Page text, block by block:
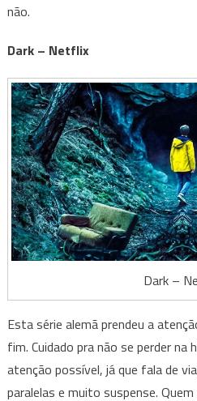
não.
Dark – Netflix
Dark –
Esta série alemã prendeu a
fim. Cuidado pra não se perder na
atenção possível, já que fala de
paralelas e muito suspense.